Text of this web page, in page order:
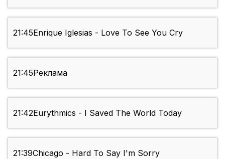
21:45Enrique Iglesias - Love To See You Cry
21:45Реклама
21:42Eurythmics - I Saved The World Today
21:39Chicago - Hard To Say I'm Sorry